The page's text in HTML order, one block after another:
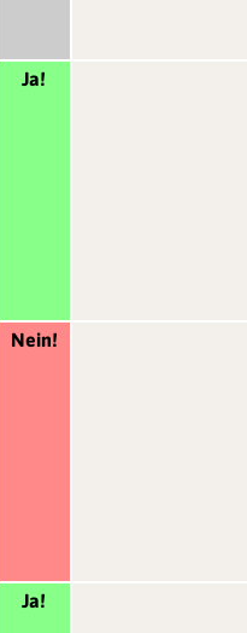
Ja!
Nein!
Ja!